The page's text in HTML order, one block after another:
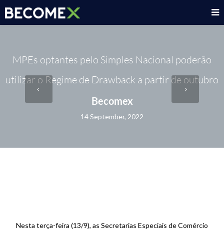
MPEs optantes pelo Simples Nacional poderão
utilizar o Regime de Drawback a partir de outubro
Becomex
14 September, 2022
Nesta terça-feira (13/9), as Secretarias Especiais de Comércio